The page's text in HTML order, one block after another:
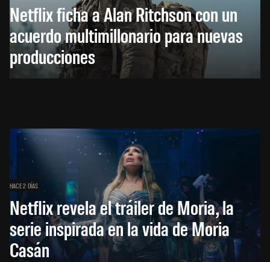
Netflix ficha a Alan Ritchson con un
acuerdo multimillonario para nuevas
producciones
HACE 2 DÍAS
Netflix revela el tráiler de Moria, la
serie inspirada en la vida de Moria
Casán